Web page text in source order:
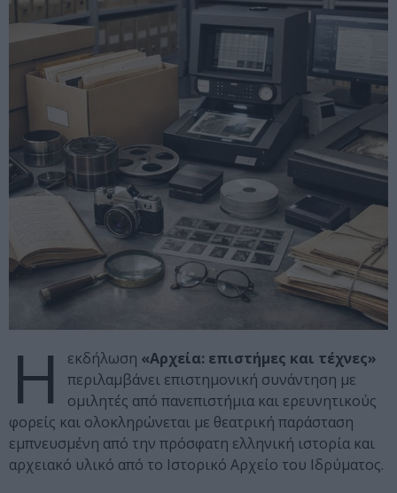
Η εκδήλωση «Αρχεία: επιστήμες και τέχνες»
περιλαμβάνει επιστημονική συνάντηση με
ομιλητές από πανεπιστήμια και ερευνητικούς
φορείς και ολοκληρώνεται με θεατρική παράσταση
εμπνευσμένη από την πρόσφατη ελληνική ιστορία και
αρχειακό υλικό από το Ιστορικό Αρχείο του Ιδρύματος.